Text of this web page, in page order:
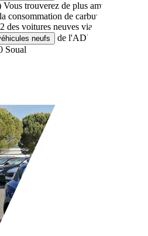
Vous trouverez de plus amples
consommation de carburant et les
des voitures neuves via le
neufs
de l'ADEME.
Soual